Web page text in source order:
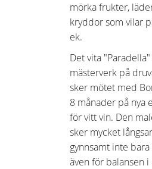
mörka frukter,
kryddor som vilar
ek.
Det vita
mästerverk på
sker mötet med
8 månader på nya
för vitt vin. Den
sker mycket
gynnsamt inte
även för balansen